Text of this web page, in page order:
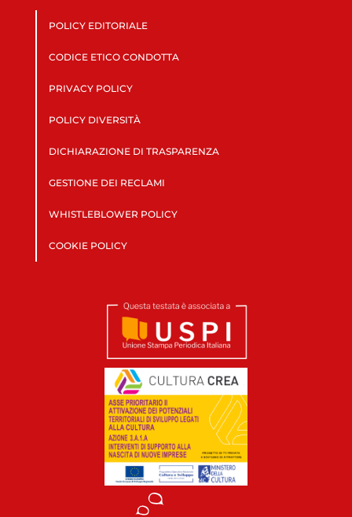
POLICY EDITORIALE
CODICE ETICO CONDOTTA
PRIVACY POLICY
POLICY DIVERSITÀ
DICHIARAZIONE DI TRASPARENZA
GESTIONE DEI RECLAMI
WHISTLEBLOWER POLICY
COOKIE POLICY